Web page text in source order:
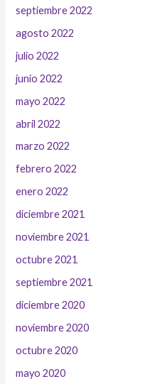
septiembre 2022
agosto 2022
julio 2022
junio 2022
mayo 2022
abril 2022
marzo 2022
febrero 2022
enero 2022
diciembre 2021
noviembre 2021
octubre 2021
septiembre 2021
diciembre 2020
noviembre 2020
octubre 2020
mayo 2020